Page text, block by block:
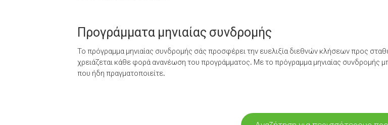
Προγράμματα μηνιαίας συνδρομής
Το πρόγραμμα μηνιαίας συνδρομής σάς προσφέρει την ευελιξία διεθνών κλήσεων προς
χρειάζεται κάθε φορά ανανέωση του προγράμματος. Με το πρόγραμμα μηνιαίας συνδρομής
που ήδη πραγματοποιείτε.